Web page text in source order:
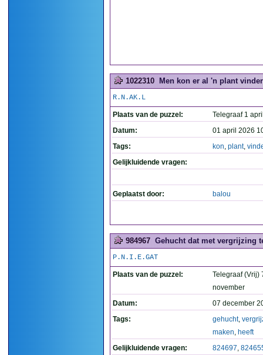
1022310 Men kon er al 'n plant
R.N.AK.L
Plaats van de puzzel:
Telegraaf 1
Datum:
01 april 2026
Tags:
kon, plant,
Gelijkluidende vragen:
Geplaatst door: balou
984967 Gehucht dat met vergrijzing
P.N.I.E.GAT
Plaats van de puzzel:
Telegraaf (Vrij)
november
Datum:
07 december
Tags:
gehucht,
maken, heeft
Gelijkluidende vragen:
824697,